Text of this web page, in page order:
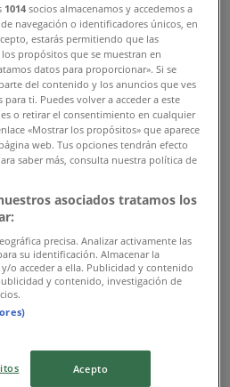
gratis
1014 socios almacenamos y accedemos a
navegación o identificadores únicos, en
estarás permitiendo que las
propósitos que se muestran en
datos para proporcionar». Si se
del contenido y los anuncios que ves
ti. Puedes volver a acceder a este
o retirar el consentimiento en cualquier
«Mostrar los propósitos» que aparece
web. Tus opciones tendrán efecto
saber más, consulta nuestra política de
asociados tratamos los
precisa. Analizar activamente las
su identificación. Almacenar la
o acceder a ella. Publicidad y contenido
y contenido, investigación de
Acepto